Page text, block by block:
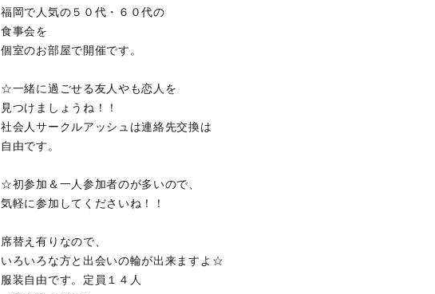
福岡で人気の５０代・６０代の
食事会を
個室のお部屋で開催です。
☆一緒に過ごせる友人やも恋人を
見つけましょうね！！
社会人サークルアッシュは連絡先交換は
自由です。
☆初参加＆一人参加者のが多いので、
気軽に参加してくださいね！！
席替え有りなので、
いろいろな方と出会いの輪が出来ますよ☆
服装自由です。定員１４人